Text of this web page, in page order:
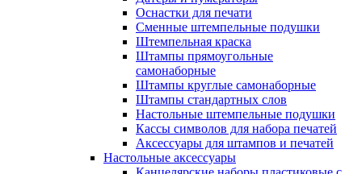
Оснастки для печати
Сменные штемпельные подушки
Штемпельная краска
Штампы прямоугольные
самонаборные
Штампы круглые самонаборные
Штампы стандартных слов
Настольные штемпельные подушки
Кассы символов для набора печатей
Аксессуары для штампов и печатей
Настольные аксессуары